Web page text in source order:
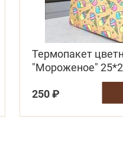
Термопакет
"Мороженое"
(застежка-
многоразовая)
250 ₽